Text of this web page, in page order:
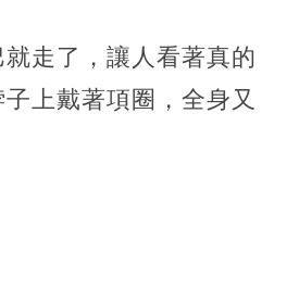
走了，讓人看著真的
上戴著項圈，全身又